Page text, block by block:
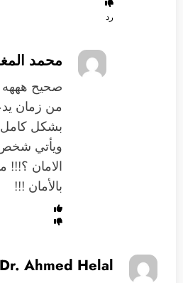
رد
محمد
صحيح
من زمان
بشكل
ويأتي
الامان ؟!!!
بالأمان !!!
Dr. Ahmed Helal